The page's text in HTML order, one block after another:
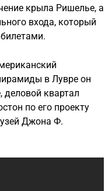
крыла Ришелье, а
входа, который
в Лувре он
деловой квартал
по его проекту
Джона Ф.